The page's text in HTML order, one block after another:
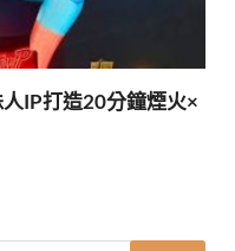
IP打造20分鐘煙火×